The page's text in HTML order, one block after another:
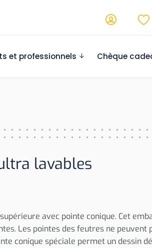
et professionnels Chèque
lavables
avec pointe conique. Cet
Les pointes des feutres ne peuvent
conique spéciale permet un dessin